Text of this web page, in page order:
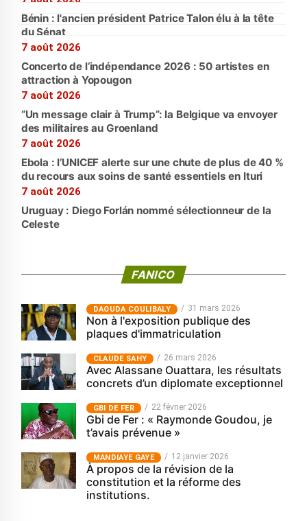
Bénin : l'ancien président Patrice Talon élu à la tête
du Sénat
7 août 2026
Concerto de l’indépendance 2026 : 50 artistes en
attraction à Yopougon
7 août 2026
“Un message clair à Trump”: la Belgique va envoyer
des militaires au Groenland
7 août 2026
Ebola : l’UNICEF alerte sur une chute de plus de 40 %
du recours aux soins de santé essentiels en Ituri
7 août 2026
Uruguay : Diego Forlán nommé sélectionneur de la
Celeste
FANICO
‎DAOUDA COULIBALY 31 mars 2026
Non à l'exposition publique des
plaques d'immatriculation
CLAUDE SAHY 26 mars 2026
Avec Alassane Ouattara, les résultats
concrets d’un diplomate exceptionnel
GBI DE FER 22 février 2026
Gbi de Fer : « Raymonde Goudou, je
t’avais prévenue »
MANDIAYE GAYE 12 janvier 2026
À propos de la révision de la
constitution et la réforme des
institutions.